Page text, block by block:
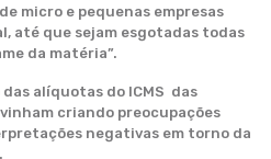
micro e pequenas empresas
até que sejam esgotadas todas
da matéria”.
alíquotas do ICMS das
criando preocupações
negativas em torno da